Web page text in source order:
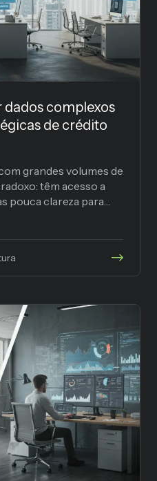
complexos
de crédito
grandes volumes de
têm acesso a
pouca clareza para